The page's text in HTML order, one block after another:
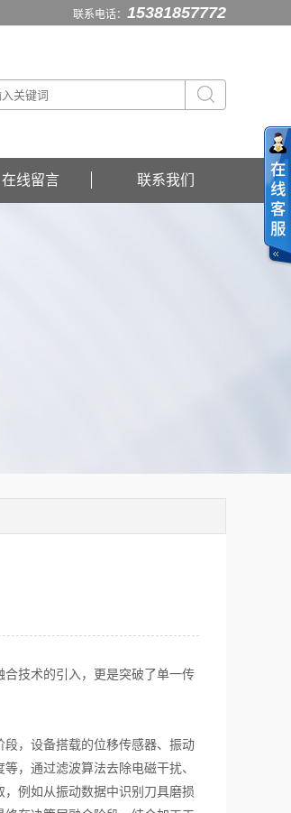
联系电话： 15381857772
在线留言 联系我们
技术的引入，更是突破了单一传
，设备搭载的位移传感器、振动
，通过滤波算法去除电磁干扰、
例如从振动数据中识别刀具磨损